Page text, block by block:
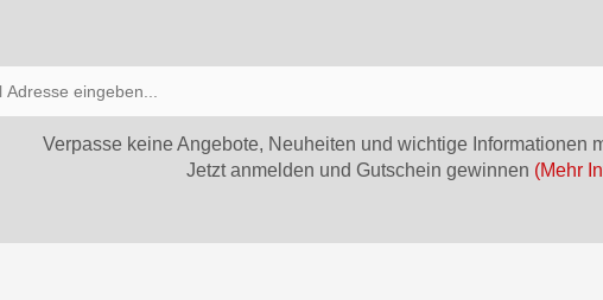
Verpasse keine Angebote, Neuheiten und wichtige Informationen
Jetzt anmelden und Gutschein gewinnen (Mehr